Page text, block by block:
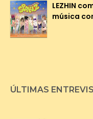
LEZHIN
música
ÚLTIMAS